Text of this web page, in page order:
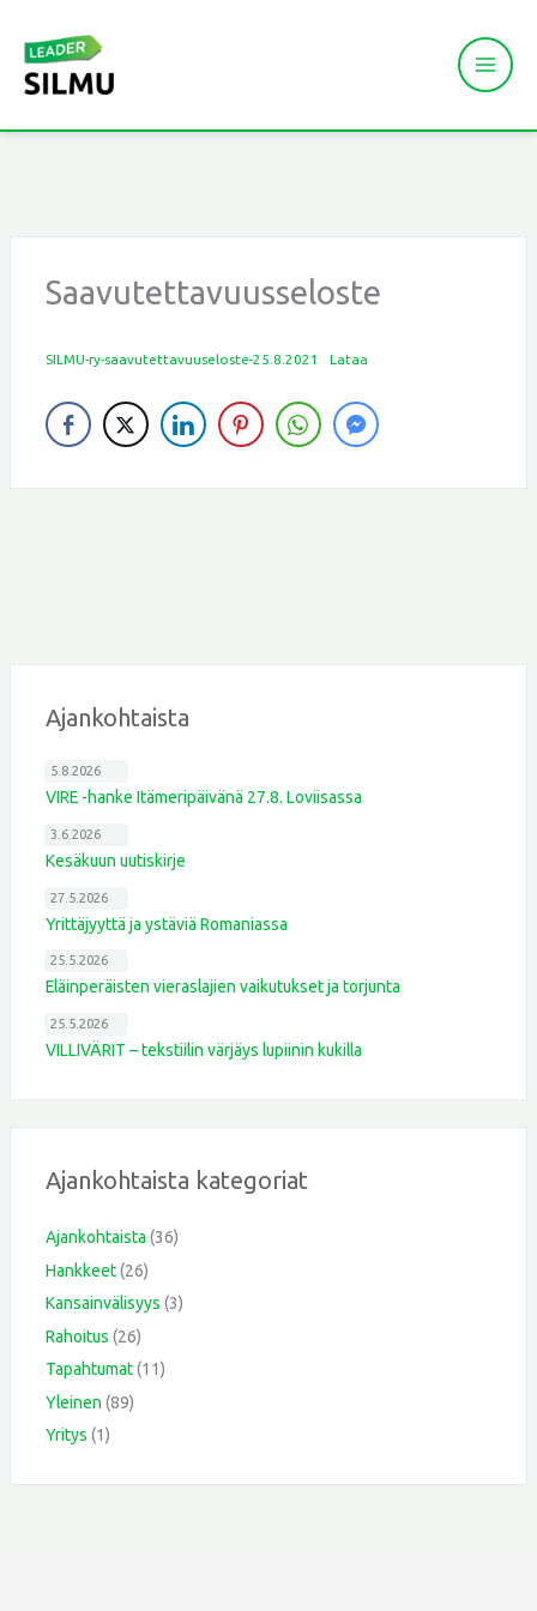
sisältöön
Ajankohtaista
VIRE -hanke Itämeripäivänä 27.8. Loviisassa
5.8.2026
Kesäkuun uutiskirje
3.6.2026
Yrittäjyyttä ja ystäviä Romaniassa
27.5.2026
Eläinperäisten vieraslajien vaikutukset ja torjunta
25.5.2026
VILLIVÄRIT – tekstiilin värjäys lupiinin kukilla
25.5.2026
Ajankohtaista kategoriat
Ajankohtaista (36)
Hankkeet(26)
Kansainvälisyys (3)
Rahoitus (26)
Tapahtumat(11)
Yleinen (89)
Yritys (1)
Saavutettavuusseloste
SILMU-ry-saavutettavuuseloste-25.8.2021 Lataa